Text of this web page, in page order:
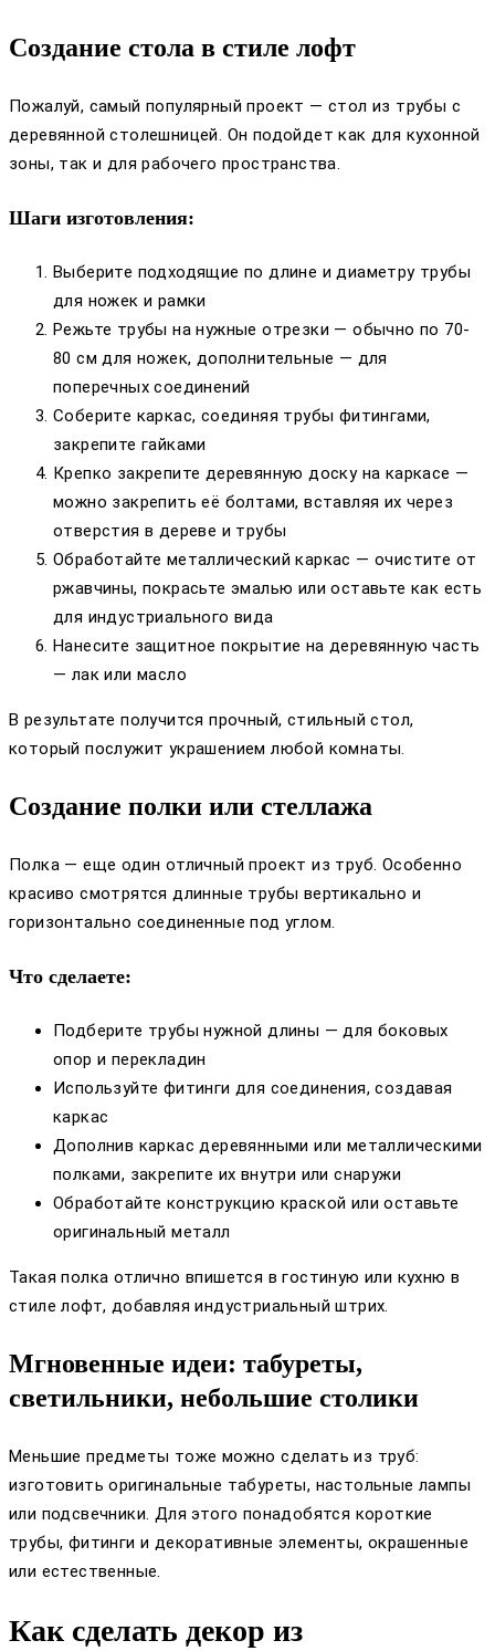
Создание стола в стиле лофт
Пожалуй, самый популярный проект — стол из трубы с
деревянной столешницей. Он подойдет как для кухонной
зоны, так и для рабочего пространства.
Шаги изготовления:
Выберите подходящие по длине и диаметру трубы
для ножек и рамки
Режьте трубы на нужные отрезки — обычно по 70-
80 см для ножек, дополнительные — для
поперечных соединений
Соберите каркас, соединяя трубы фитингами,
закрепите гайками
Крепко закрепите деревянную доску на каркасе —
можно закрепить её болтами, вставляя их через
отверстия в дереве и трубы
Обработайте металлический каркас — очистите от
ржавчины, покрасьте эмалью или оставьте как есть
для индустриального вида
Нанесите защитное покрытие на деревянную часть
— лак или масло
В результате получится прочный, стильный стол,
который послужит украшением любой комнаты.
Создание полки или стеллажа
Полка — еще один отличный проект из труб. Особенно
красиво смотрятся длинные трубы вертикально и
горизонтально соединенные под углом.
Что сделаете:
Подберите трубы нужной длины — для боковых
опор и перекладин
Используйте фитинги для соединения, создавая
каркас
Дополнив каркас деревянными или металлическими
полками, закрепите их внутри или снаружи
Обработайте конструкцию краской или оставьте
оригинальный металл
Такая полка отлично впишется в гостиную или кухню в
стиле лофт, добавляя индустриальный штрих.
Мгновенные идеи: табуреты,
светильники, небольшие столики
Меньшие предметы тоже можно сделать из труб:
изготовить оригинальные табуреты, настольные лампы
или подсвечники. Для этого понадобятся короткие
трубы, фитинги и декоративные элементы, окрашенные
или естественные.
Как сделать декор из